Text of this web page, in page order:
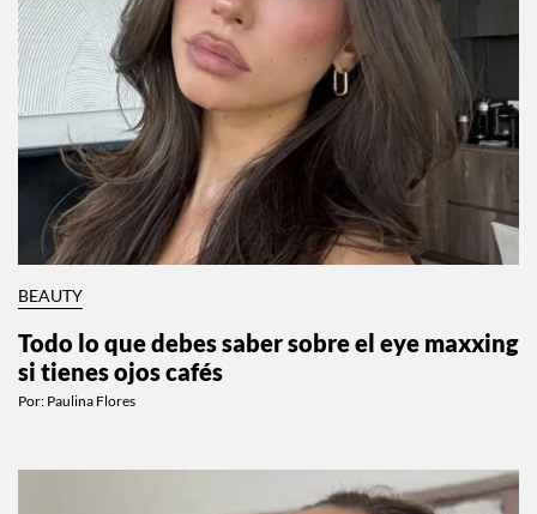
BEAUTY
Todo lo que debes saber sobre el eye maxxing
si tienes ojos cafés
Por: Paulina Flores